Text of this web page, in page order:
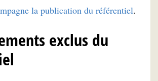
la publication du référentiel.
exclus du